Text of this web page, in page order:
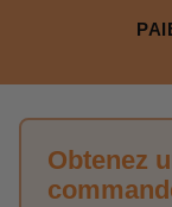
Obtenez